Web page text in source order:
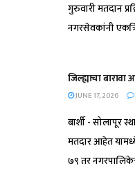
गुरुवारी मतदान
नगरसेवकांनी
जिल्ह्याचा
JUNE 17, 2026
बार्शी - सोलापूर
मतदार आहेत
७९ तर